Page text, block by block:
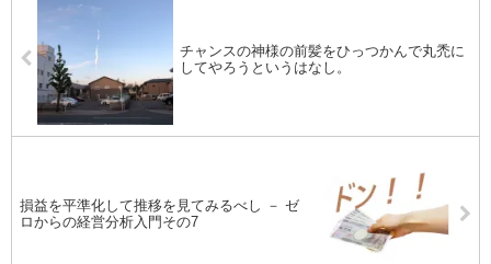
チャンスの神様の前髪をひっつかんで丸禿に
してやろうというはなし。
損益を平準化して推移を見てみるべし － ゼ
ロからの経営分析入門その7